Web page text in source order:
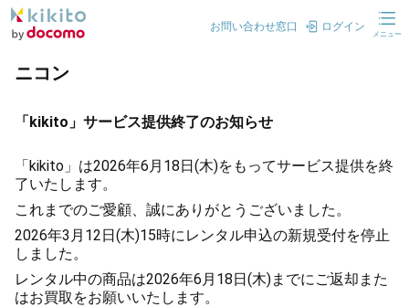
お問い合わせ窓口 ログイン
メニュー
ニコン
「kikito」サービス提供終了のお知らせ
「kikito」は2026年6月18日(木)をもってサービス提供を終
了いたします。
これまでのご愛顧、誠にありがとうございました。
2026年3月12日(木)15時にレンタル申込の新規受付を停止
しました。
レンタル中の商品は2026年6月18日(木)までにご返却また
はお買取をお願いいたします。